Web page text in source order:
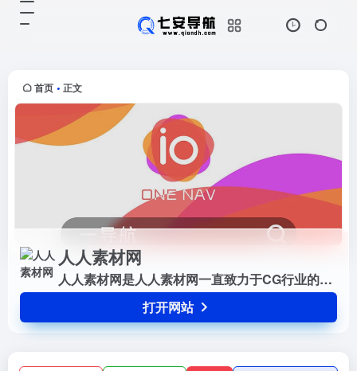
首页 • 正文
人人素材网
人人素材网是人人素材网一直致力于CG行业的发展以及爱好者的期盼，是国内最专业的CG...
打开网站
是国内最专业的CG...